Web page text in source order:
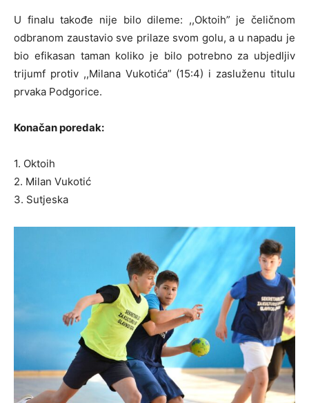
U finalu takođe nije bilo dileme: ,,Oktoih” je čeličnom
odbranom zaustavio sve prilaze svom golu, a u napadu je
bio efikasan taman koliko je bilo potrebno za ubjedljiv
trijumf protiv ,,Milana Vukotića” (15:4) i zasluženu titulu
prvaka Podgorice.
Konačan poredak:
1. Oktoih
2. Milan Vukotić
3. Sutjeska